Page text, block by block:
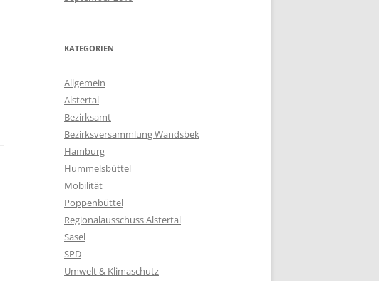
KATEGORIEN
Allgemein
Alstertal
Bezirksamt
Bezirksversammlung Wandsbek
Hamburg
Hummelsbüttel
Mobilität
Poppenbüttel
Regionalausschuss Alstertal
Sasel
SPD
Umwelt & Klimaschutz